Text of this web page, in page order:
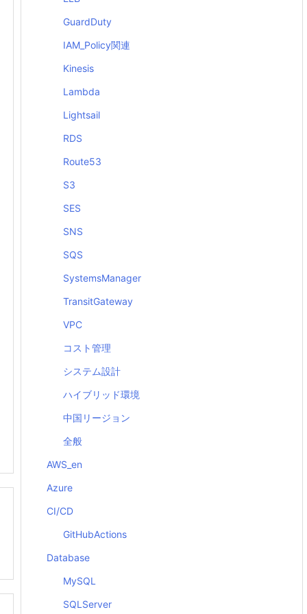
GuardDuty
IAM_Policy関連
Kinesis
Lambda
Lightsail
RDS
Route53
S3
SES
SNS
SQS
SystemsManager
TransitGateway
VPC
コスト管理
システム設計
ハイブリッド環境
中国リージョン
全般
AWS_en
Azure
CI/CD
GitHubActions
Database
MySQL
SQLServer